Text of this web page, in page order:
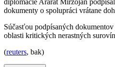
diplomacie Ararat Mirzojan
dokumenty o spolupráci vrátane
Súčasťou podpísaných
oblasti kritických nerastných
(reuters, bak)